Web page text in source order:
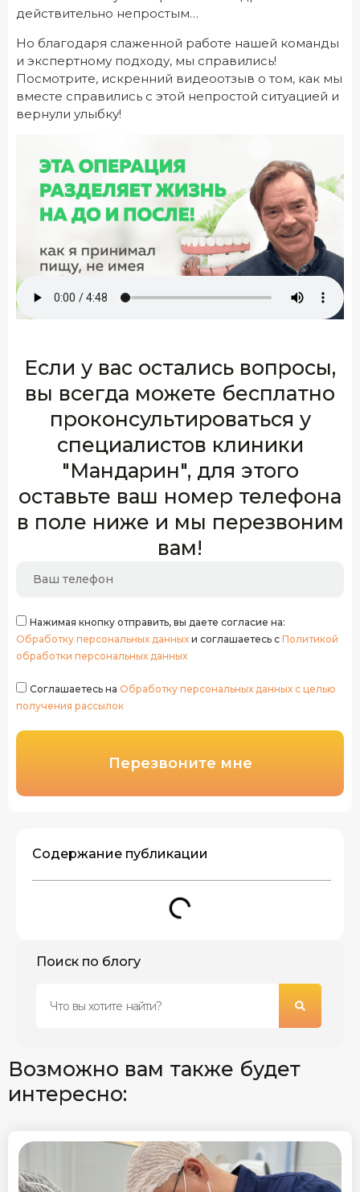
действительно непростым…
Но благодаря слаженной работе нашей команды
и экспертному подходу, мы справились!
Посмотрите, искренний видеоотзыв о том, как мы
вместе справились с этой непростой ситуацией и
вернули улыбку!
Если у вас остались вопросы,
вы всегда можете бесплатно
проконсультироваться у
специалистов клиники
"Мандарин", для этого
оставьте ваш номер телефона
в поле ниже и мы перезвоним
вам!
Нажимая кнопку отправить, вы даете согласие на:
Обработку персональных данных и соглашаетесь с Политикой
обработки персональных данных
Соглашаетесь на Обработку персональных данных с целью
получения рассылок
Перезвоните мне
Содержание публикации
Поиск по блогу
Возможно вам также будет
интересно: